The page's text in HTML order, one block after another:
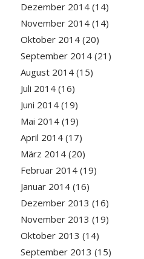
Dezember 2014(14)
November 2014(14)
Oktober 2014(20)
September 2014(21)
August 2014(15)
Juli 2014(16)
Juni 2014(19)
Mai 2014(19)
April 2014(17)
März 2014(20)
Februar 2014(19)
Januar 2014(16)
Dezember 2013 (16)
November 2013 (19)
Oktober 2013 (14)
September 2013 (15)